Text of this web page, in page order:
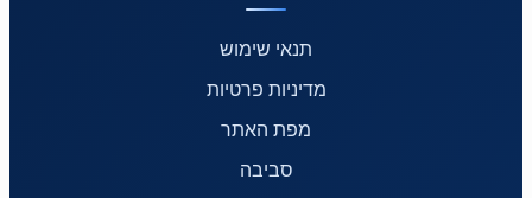
תנאי שימוש
מדיניות פרטיות
מפת האתר
סביבה